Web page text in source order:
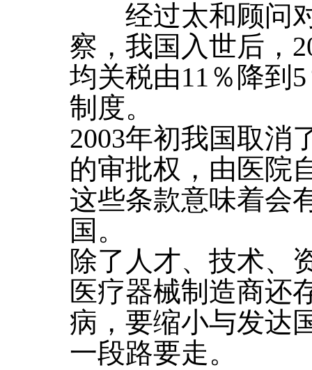
经过太和顾问对
察，我国入世后，
均关税由11％降到
制度。
2003年初我国取消
的审批权，由医院
这些条款意味着会
国。
除了人才、技术、
医疗器械制造商还
病，要缩小与发达
一段路要走。